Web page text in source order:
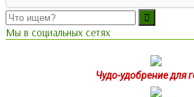
Мы в социальных сетях
Чудо-удобрение для